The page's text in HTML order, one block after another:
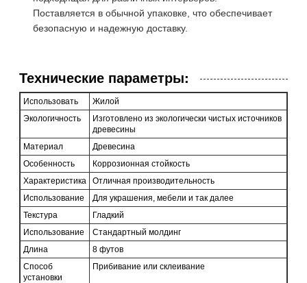
Поставляется в обычной упаковке, что обеспечивает
безопасную и надежную доставку.
Технические параметры:
Использовать
Жилой
Экологичность
Изготовлено из экологически чистых источников
древесины
Материал
Древесина
Особенность
Коррозионная стойкость
Характеристика
Отличная производительность
Использование
Для украшения, мебели и так далее
Текстура
Гладкий
Использование
Стандартный молдинг
Длина
8 футов
Способ
установки
Прибивание или склеивание